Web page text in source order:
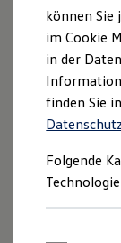
Angebote
E-
Die
Junge
Leasing
Der Polo
Ab 20.380,00
können
im Cookie
in der
finden Sie
Folgende